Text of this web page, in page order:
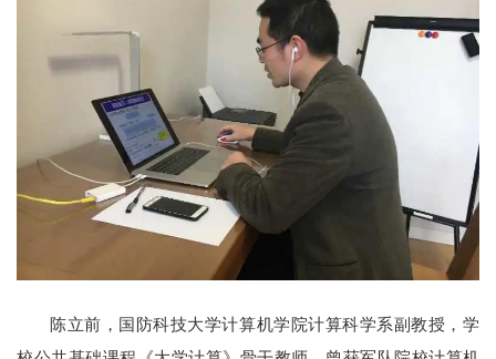
陈立前，国防科技大学计算机学院计算科学系副教授，学